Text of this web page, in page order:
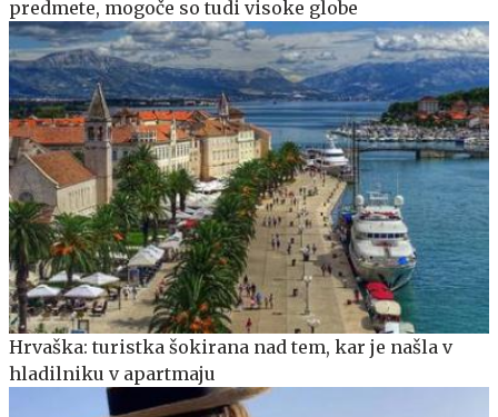
predmete, mogoče so tudi visoke globe
Hrvaška: turistka šokirana nad tem, kar je našla v
hladilniku v apartmaju